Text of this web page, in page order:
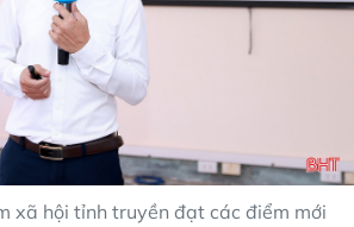
xã hội tỉnh truyền đạt các điểm mới